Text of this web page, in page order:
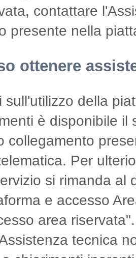
contattare
presente nella
ottenere
sull'utilizzo della
è disponibile il
collegamento
Per
si rimanda al
e accesso
area riservata".
tecnica